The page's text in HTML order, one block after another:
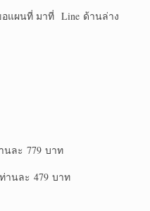
อแผนที่ มาที่ Line ด้านล่าง
ะ 779 บาท
ะ 479 บาท